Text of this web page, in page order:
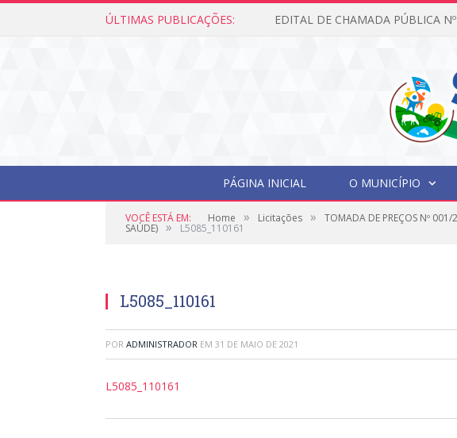
ÚLTIMAS PUBLICAÇÕES:
PÁGINA INICIAL O MUNICÍPIO
VOCÊ ESTÁ EM: Home » Licitações » TOMADA DE PREÇOS Nº 001/
SAÚDE) » L5085_110161
L5085_110161
POR ADMINISTRADOR EM 31 DE MAIO DE 2021
L5085_110161